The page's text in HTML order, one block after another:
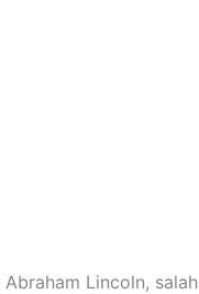
Lincoln,